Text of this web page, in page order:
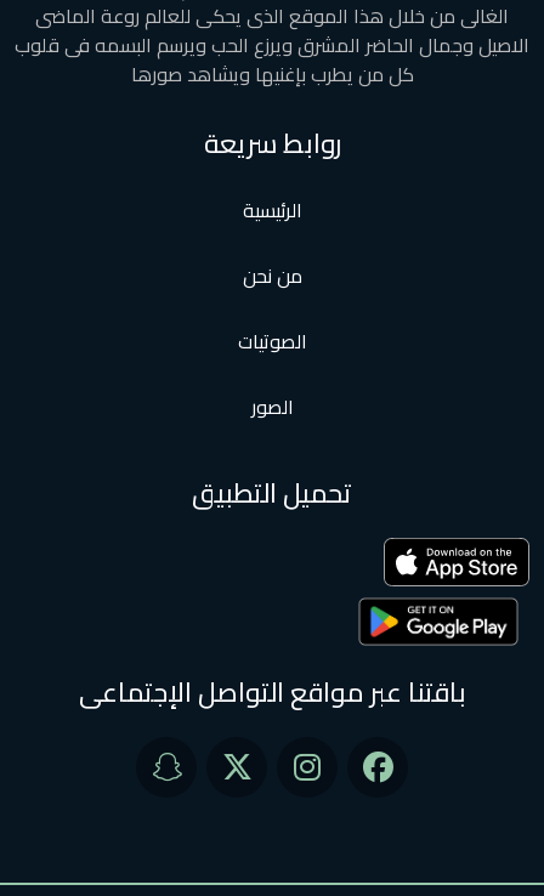
الغالى من خلال هذا الموقع الذى يحكى للعالم روعة الماضى
الاصيل وجمال الحاضر المشرق ويرزع الحب ويرسم البسمه فى قلوب
كل من يطرب بإغنيها ويشاهد صورها
روابط سريعة
الرئيسية
من نحن
الصوتيات
الصور
تحميل التطبيق
باقتنا عبر مواقع التواصل الإجتماعى